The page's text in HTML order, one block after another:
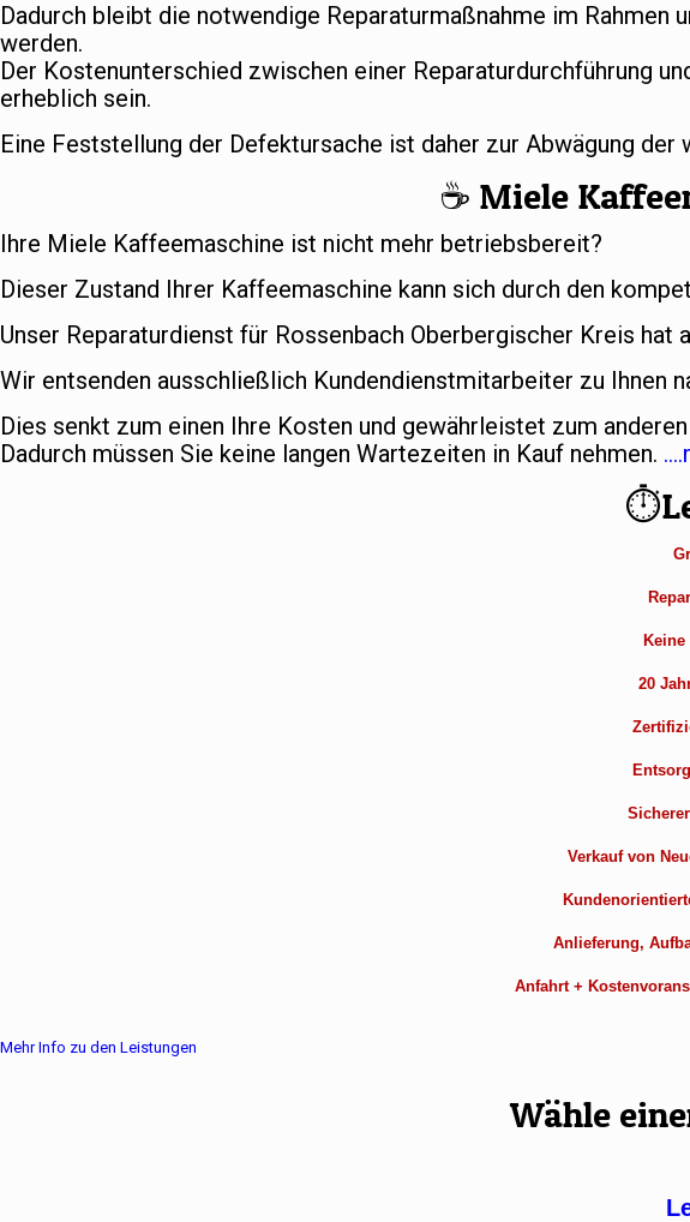
Dadurch bleibt die notwendige Reparaturmaßnahme im
werden.
Der Kostenunterschied zwischen einer Reparaturdurchführung
erheblich sein.
Eine Feststellung der Defektursache ist daher zur Abwägung
☕️ Miele
Ihre Miele Kaffeemaschine ist nicht mehr betriebsbereit?
Dieser Zustand Ihrer Kaffeemaschine kann sich durch den
Unser Reparaturdienst für Rossenbach Oberbergischer Kreis
Wir entsenden ausschließlich Kundendienstmitarbeiter zu Ihnen
Dies senkt zum einen Ihre Kosten und gewährleistet zum
Dadurch müssen Sie keine langen Wartezeiten in Kauf nehmen.
20
Verkauf von
Anlieferung,
Anfahrt +
Mehr Info zu den Leistungen
Wähle